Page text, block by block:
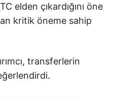
elden çıkardığını öne
kritik öneme sahip
transferlerin